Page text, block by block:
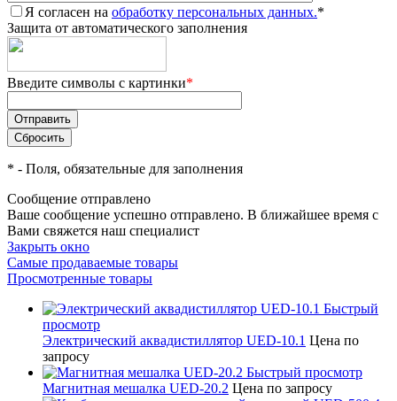
Я согласен на обработку персональных данных.*
Защита от автоматического заполнения
Введите символы с картинки*
* - Поля, обязательные для заполнения
Сообщение отправлено
Ваше сообщение успешно отправлено. В ближайшее время с
Вами свяжется наш специалист
Закрыть окно
Самые продаваемые товары
Просмотренные товары
Быстрый
просмотр
Электрический аквадистиллятор UED-10.1 Цена по
запросу
Быстрый просмотр
Магнитная мешалка UED-20.2 Цена по запросу